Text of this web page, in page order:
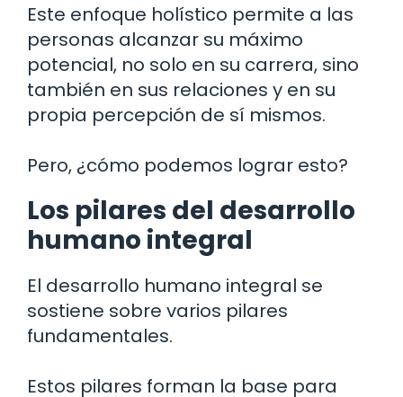
Este enfoque holístico permite a las
personas alcanzar su máximo
potencial, no solo en su carrera, sino
también en sus relaciones y en su
propia percepción de sí mismos.
Pero, ¿cómo podemos lograr esto?
Los pilares del desarrollo
humano integral
El desarrollo humano integral se
sostiene sobre varios pilares
fundamentales.
Estos pilares forman la base para